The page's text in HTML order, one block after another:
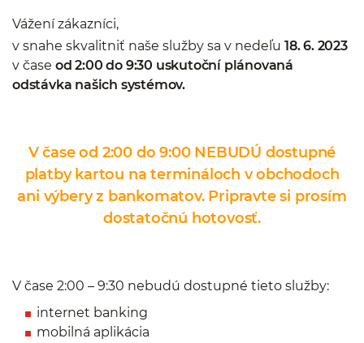
Vážení zákazníci,
v snahe skvalitniť naše služby sa v nedeľu 18. 6. 2023
v čase od 2:00 do 9:30 uskutoční plánovaná
odstávka našich systémov.
V čase od 2:00 do 9:00 NEBUDÚ dostupné
platby kartou na termináloch v obchodoch
ani výbery z bankomatov. Pripravte si prosím
dostatočnú hotovosť.
V čase 2:00 – 9:30 nebudú dostupné tieto služby:
internet banking
mobilná aplikácia